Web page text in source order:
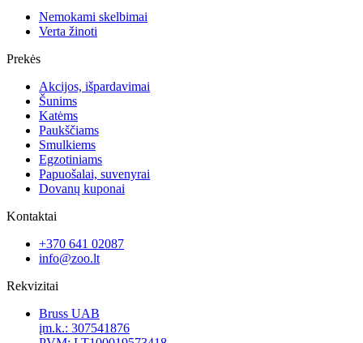
Nemokami skelbimai
Verta žinoti
Prekės
Akcijos, išpardavimai
Šunims
Katėms
Paukščiams
Smulkiems
Egzotiniams
Papuošalai, suvenyrai
Dovanų kuponai
Kontaktai
+370 641 02087
info@zoo.lt
Rekvizitai
Bruss UAB
įm.k.: 307541876